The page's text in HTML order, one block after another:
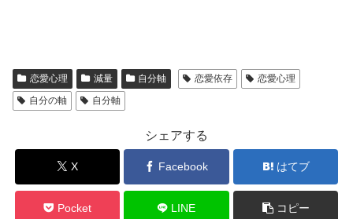
恋愛心理 減量 自分軸 恋愛依存
恋愛心理
自分の軸
自分軸
シェアする
X Facebook はてブ
Pocket LINE コピー